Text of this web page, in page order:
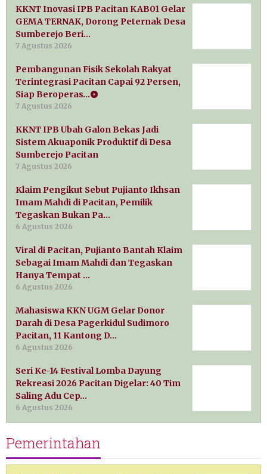
KKNT Inovasi IPB Pacitan KAB01 Gelar
GEMA TERNAK, Dorong Peternak Desa
Sumberejo Beri…
7 Agustus 2026
Pembangunan Fisik Sekolah Rakyat
Terintegrasi Pacitan Capai 92 Persen,
Siap Beroperas…
7 Agustus 2026
KKNT IPB Ubah Galon Bekas Jadi
Sistem Akuaponik Produktif di Desa
Sumberejo Pacitan
7 Agustus 2026
Klaim Pengikut Sebut Pujianto Ikhsan
Imam Mahdi di Pacitan, Pemilik
Tegaskan Bukan Pa…
6 Agustus 2026
Viral di Pacitan, Pujianto Bantah Klaim
Sebagai Imam Mahdi dan Tegaskan
Hanya Tempat …
6 Agustus 2026
Mahasiswa KKN UGM Gelar Donor
Darah di Desa Pagerkidul Sudimoro
Pacitan, 11 Kantong D…
6 Agustus 2026
Seri Ke-14 Festival Lomba Dayung
Rekreasi 2026 Pacitan Digelar: 40 Tim
Saling Adu Cep…
6 Agustus 2026
Pemerintahan